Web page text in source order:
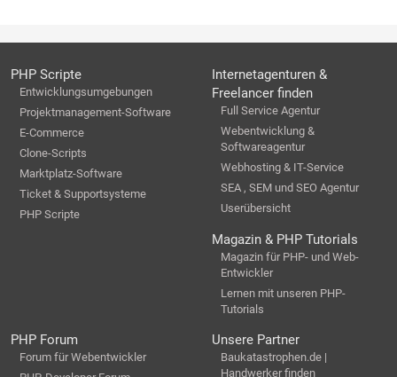
PHP Scripte
Entwicklungsumgebungen
Projektmanagement-Software
E-Commerce
Clone-Scripts
Marktplatz-Software
Ticket & Supportsysteme
PHP Scripte
Internetagenturen &
Freelancer finden
Full Service Agentur
Webentwicklung &
Softwareagentur
Webhosting & IT-Service
SEA , SEM und SEO Agentur
Userübersicht
Magazin & PHP Tutorials
Magazin für PHP- und Web-
Entwickler
Lernen mit unseren PHP-
Tutorials
PHP Forum
Forum für Webentwickler
Unsere Partner
Baukatastrophen.de |
Handwerker finden